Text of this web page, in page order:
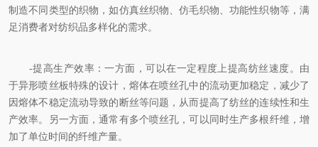
制造不同类型的织物，如仿真丝织物、仿毛织物、功能性织物等，满
足消费者对纺织品多样化的需求。
-提高生产效率：一方面，可以在一定程度上提高纺丝速度。由
于异形喷丝板特殊的设计，熔体在喷丝孔中的流动更加稳定，减少了
因熔体不稳定流动导致的断丝等问题，从而提高了纺丝的连续性和生
产效率。另一方面，通常有多个喷丝孔，可以同时生产多根纤维，增
加了单位时间的纤维产量。